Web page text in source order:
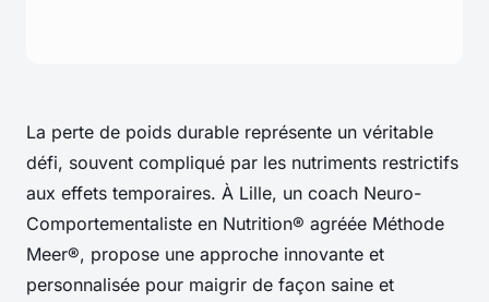
La perte de poids durable représente un véritable
défi, souvent compliqué par les nutriments restrictifs
aux effets temporaires. À Lille, un coach Neuro-
Comportementaliste en Nutrition® agréée Méthode
Meer®, propose une approche innovante et
personnalisée pour maigrir de façon saine et